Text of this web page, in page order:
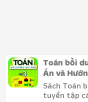
Toán bồi
Án và
Sách Toán
tuyển tập